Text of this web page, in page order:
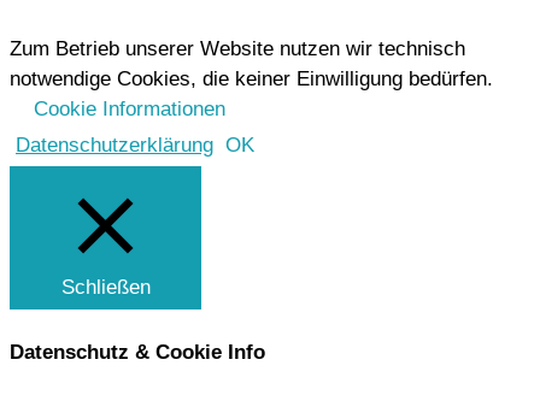
Zum Betrieb unserer Website nutzen wir technisch
notwendige Cookies, die keiner Einwilligung bedürfen.
Cookie Informationen
Datenschutzerklärung OK
Schließen
Datenschutz & Cookie Info